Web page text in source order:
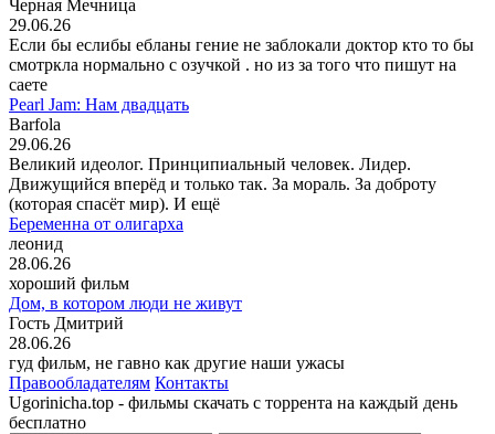
Черная Мечница
29.06.26
Если бы еслибы ебланы гение не заблокали доктор кто то бы
смотркла нормально с озучкой . но из за того что пишут на
саете
Pearl Jam: Нам двадцать
Barfola
29.06.26
Великий идеолог. Принципиальный человек. Лидер.
Движущийся вперёд и только так. За мораль. За доброту
(которая спасёт мир). И ещё
Беременна от олигарха
леонид
28.06.26
хороший фильм
Дом, в котором люди не живут
Гость Дмитрий
28.06.26
гуд фильм, не гавно как другие наши ужасы
Правообладателям Контакты
Ugorinicha.top - фильмы скачать с торрента на каждый день
бесплатно